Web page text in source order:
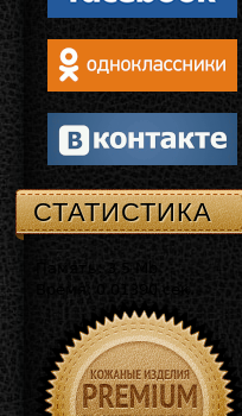
СТАТИСТИКА
Память: 3.5 Mb
Время: 0.01390 сек.